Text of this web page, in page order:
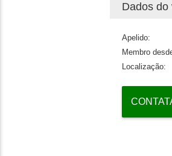
Dados do
Apelido:
Membro
Localização: